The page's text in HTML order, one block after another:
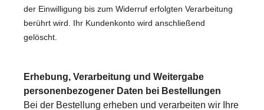
der Einwilligung bis zum Widerruf erfolgten Verarbeitung
berührt wird. Ihr Kundenkonto wird anschließend
gelöscht.
Erhebung, Verarbeitung und Weitergabe
personenbezogener Daten bei Bestellungen
Bei der Bestellung erheben und verarbeiten wir Ihre